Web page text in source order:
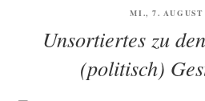
MI., 7. AUGUST
Unsortiertes zu
(politisch)